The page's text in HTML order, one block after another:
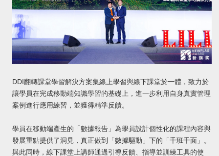
DDI翻轉課堂學習解決方案集線上學習與線下課堂於一體，致力於
讓學員在完成移動端知識學習的基礎上，進一步利用自身真實管理
案例進行應用練習，並獲得精準反饋。
學員在移動端產生的「數據報告」為學員設計個性化的課程內容與
發展重點提供了洞見，真正做到「數據驅動」下的「千班千面」。
與此同時，線下課堂上講師通過引導反饋、指導並訓練工具的使